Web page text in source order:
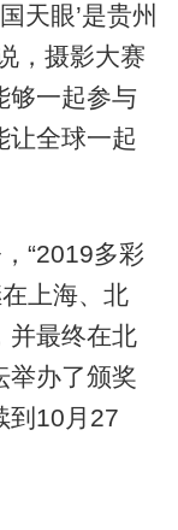
天眼’是贵州
，摄影大赛
够一起参与
让全球一起
“2019多彩
上海、北
并最终在北
举办了颁奖
到10月27